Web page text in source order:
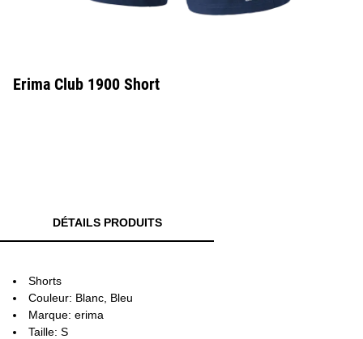
Erima Club 1900 Short
DÉTAILS PRODUITS
Shorts
Couleur: Blanc, Bleu
Marque: erima
Taille: S